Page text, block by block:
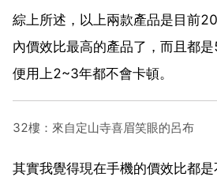
綜上所述，以上兩款產品是目前
內價效比最高的產品了，而且都
便用上2~3年都不會卡頓。
32樓：來自定山寺喜眉笑眼的呂布
其實我覺得現在手機的價效比都